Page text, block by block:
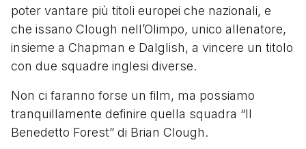
poter vantare più titoli europei che nazionali, e
che issano Clough nell’Olimpo, unico allenatore,
insieme a Chapman e Dalglish, a vincere un titolo
con due squadre inglesi diverse.
Non ci faranno forse un film, ma possiamo
tranquillamente definire quella squadra “Il
Benedetto Forest” di Brian Clough.